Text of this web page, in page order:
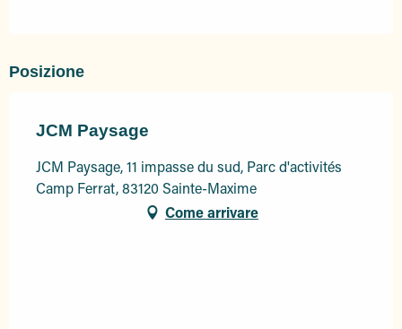
Posizione
JCM Paysage
JCM Paysage, 11 impasse du sud, Parc d'activités
Camp Ferrat, 83120 Sainte-Maxime
Come arrivare